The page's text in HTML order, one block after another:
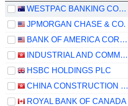
WESTPAC BANKING CORPORATION
JPMORGAN CHASE & CO.
BANK OF AMERICA CORPORATION
INDUSTRIAL AND COMMERCIAL BANK OF CHINA LIMITED
HSBC HOLDINGS PLC
CHINA CONSTRUCTION BANK CORPORATION
ROYAL BANK OF CANADA